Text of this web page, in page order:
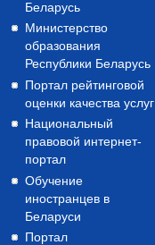
Беларусь
Министерство
образования
Республики Беларусь
Портал рейтинговой
оценки качества услуг
Национальный
правовой интернет-
портал
Обучение
иностранцев в
Беларуси
Портал